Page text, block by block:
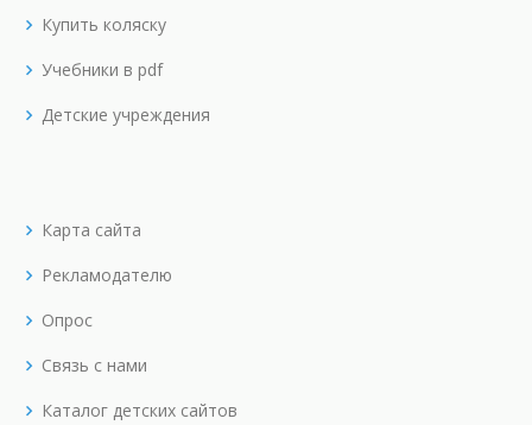
Купить коляску
Учебники в pdf
Детские учреждения
Карта сайта
Рекламодателю
Опрос
Связь с нами
Каталог детских сайтов